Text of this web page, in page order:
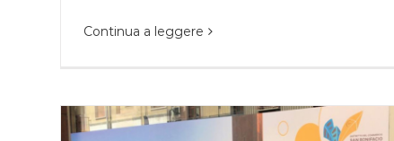
Continua a leggere